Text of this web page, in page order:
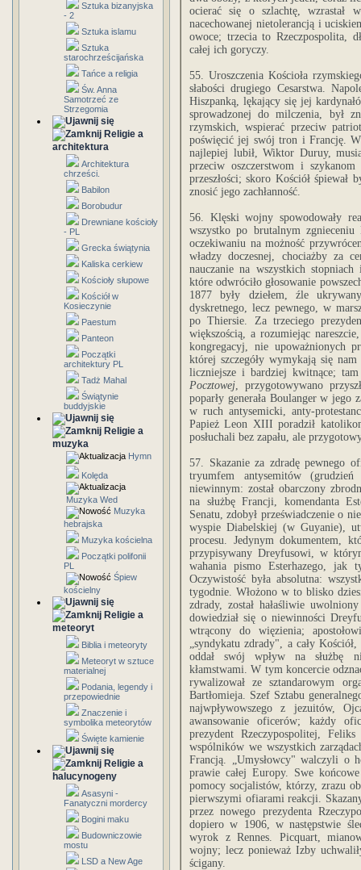
Sztuka bizanyjska
- 2
Sztuka islamu
Sztuka
starochrześcijańska
Tańce a religia
Św. Anna
Samotrzeć ze
Strzegomia
Religie a
architektura
Architektura
chrześci.
Babilon
Borobudur
Drewniane kościoły
- PL
Grecka świątynia
Kaliska cerkiew
Kościoły słupowe
Kościół w
Kosieczynie
Paestum
Panteon
Początki
architektury PL
Tadż Mahal
Świątynie
buddyjskie
Religie a
muzyka
Hymn
Kolęda
Muzyka Wed
Muzyka
hebrajska
Muzyka kościelna
Początki polifonii
PL
Śpiew
kościelny
Religie a
meteoryt
Biblia i meteoryty
Meteoryt w sztuce
materialnej
Podania, legendy i
przepowiednie
Znaczenie i
symbolika meteorytów
Święte kamienie
Religie a
halucynogeny
Asasyni -
Fanatyczni mordercy
Bogini maku
Budowniczowie
mostu
LSD a New Age
ocierać się o szlachtę, wzrastał
nacechowanej nietolerancją i
owoce; trzecia to Rzeczpospolita,
całej ich goryczy.
55. Uroszczenia Kościoła
słabości drugiego Cesarstwa.
Hiszpanką, lękający się jej
sprowadzonej do milczenia, był
rzymskich, wspierać przeciw
poświęcić jej swój tron i Francję.
najlepiej lubił, Wiktor Duruy,
przeciw oszczerstwom i
przeszłości; skoro Kościół śpiewał
znosić jego zachłanność.
56. Klęski wojny spowodowały
wszystko po brutalnym
oczekiwaniu na możność
władzy doczesnej, chociażby za
nauczanie na wszystkich
które odwróciło głosowanie
1877 były dziełem, źle
dyskretnego, lecz pewnego, w
po Thiersie. Za trzeciego
większością, a rozumiejąc
kongregacyj, nie upoważnionych
której szczegóły wymykają się
liczniejsze i bardziej kwitnące;
Pocztowej, przygotowywano
poparły generała Boulanger w
w ruch antysemicki, anty-
Papież Leon XIII poradził
posłuchali bez zapału, ale
57. Skazanie za zdradę pewnego
tryumfem antysemitów
niewinnym: został obarczony
na służbę Francji, komendanta
Senatu, zdobył przeświadczenie o
wyspie Diabelskiej (w Guyanie),
procesu. Jedynym dokumentem,
przypisywany Dreyfusowi, w
wahania pismo Esterhazego, jak
Oczywistość była absolutna:
tygodnie. Włożono w to blisko
zdrady, został hałaśliwie
dowiedział się o niewinności
wtrącony do więzienia;
„syndykatu zdrady", a cały
oddał swój wpływ na służbę
kłamstwami. W tym koncercie
rywalizował ze sztandarowym
Bartłomieja. Szef Sztabu
najwpływowszego z jezuitów,
awansowanie oficerów; każdy
prezydent Rzeczypospolitej,
wspólników we wszystkich
Francją. „Umysłowcy" walczyli o
prawie całej Europy. Swe
pomocy socjalistów, którzy, zrazu
pierwszymi ofiarami reakcji.
przez nowego prezydenta
dopiero w 1906, w następstwie
wyrok z Rennes. Picquart,
wojny; lecz ponieważ Izby
ścigany.